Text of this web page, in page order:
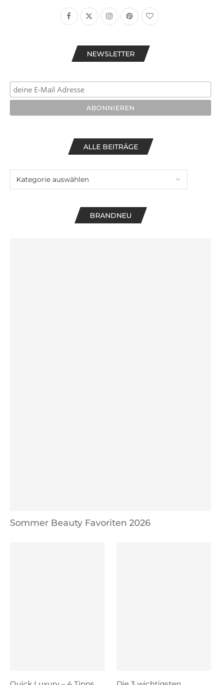
NEWSLETTER
ALLE BEITRÄGE
BRANDNEU
Sommer Beauty Favoriten 2026